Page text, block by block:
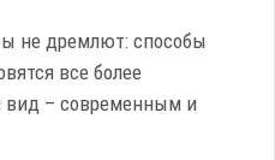
не дремлют: способы
все более
вид – современным и